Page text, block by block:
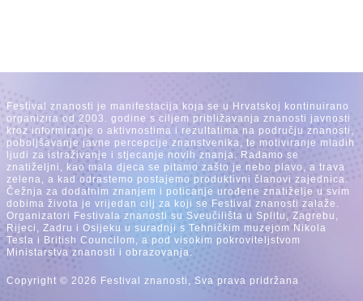
Festival znanosti je manifestacija koja se u Hrvatskoj kontinuirano
organizira od 2003. godine s ciljem približavanja znanosti javnosti
kroz informiranje o aktivnostima i rezultatima na području znanosti,
poboljšavanje javne percepcije znanstvenika, te motiviranje mladih
ljudi za istraživanje i stjecanje novih znanja. Rađamo se
znatiželjni, kao mala djeca se pitamo zašto je nebo plavo, a trava
zelena, a kad odrastemo postajemo produktivni članovi zajednica.
Čežnja za dodatnim znanjem i poticanje urođene znatiželje u svim
dobima života je vrijedan cilj za koji se Festival znanosti zalaže.
Organizatori Festivala znanosti su Sveučilišta u Splitu, Zagrebu,
Rijeci, Zadru i Osijeku u suradnji s Tehničkim muzejom Nikola
Tesla i British Councilom, a pod visokim pokroviteljstvom
Ministarstva znanosti i obrazovanja.
Copyright © 2026 Festival znanosti, Sva prava pridržana